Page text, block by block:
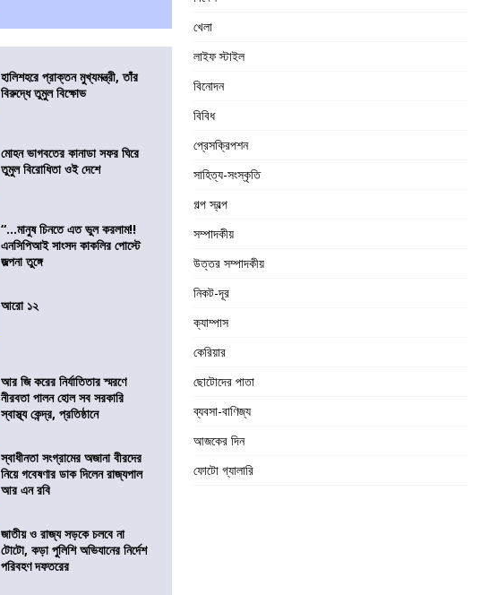
হালিশহরে প্রাক্তন মুখ্যমন্ত্রী, তাঁর
বিরুদ্ধে তুমুল বিক্ষোভ
মোহন ভাগবতের কানাডা সফর ঘিরে
তুমুল বিরোধিতা ওই দেশে
“…মানুষ চিনতে এত ভুল করলাম!!
এনসিপিআই সাংসদ কাকলির পোস্টে
জল্পনা তুঙ্গে
আরো ১২
আর জি করের নির্যাতিতার স্মরণে
নীরবতা পালন হোল সব সরকারি
স্বাস্থ্য কেন্দ্র, প্রতিষ্ঠানে
স্বাধীনতা সংগ্রামের অজানা বীরদের
নিয়ে গবেষণার ডাক দিলেন রাজ্যপাল
আর এন রবি
জাতীয় ও রাজ্য সড়কে চলবে না
টোটো, কড়া পুলিশি অভিযানের নির্দেশ
পরিবহণ দফতরের
খেলা
লাইফ স্টাইল
বিনোদন
বিবিধ
প্রেসক্রিপশন
সাহিত্য-সংস্কৃতি
গল্প স্বল্প
সম্পাদকীয়
উত্তর সম্পাদকীয়
নিকট-দূর
ক্যাম্পাস
কেরিয়ার
ছোটোদের পাতা
ব্যবসা-বাণিজ্য
আজকের দিন
ফোটো গ্যালারি